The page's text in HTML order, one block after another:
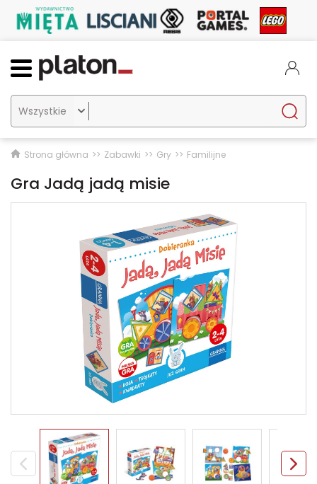

Strona główna Zabawki Gry Familijne
Gra Jadą jadą misie